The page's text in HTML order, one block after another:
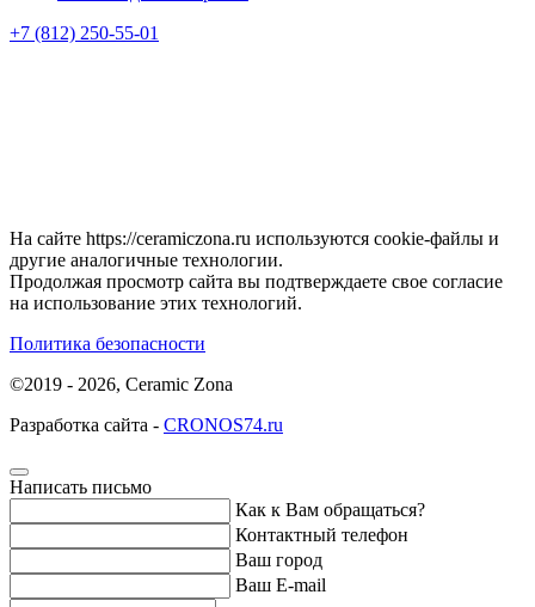
+7 (812) 250-55-01
На сайте https://ceramiczona.ru используются coоkie-файлы и
другие аналогичные технологии.
Продолжая просмотр сайта вы подтверждаете свое согласие
на использование этих технологий.
Политика безопасности
©2019 - 2026, Ceramic Zona
Разработка сайта - CRONOS74.ru
Написать письмо
Как к Вам обращаться?
Контактный телефон
Ваш город
Ваш E-mail